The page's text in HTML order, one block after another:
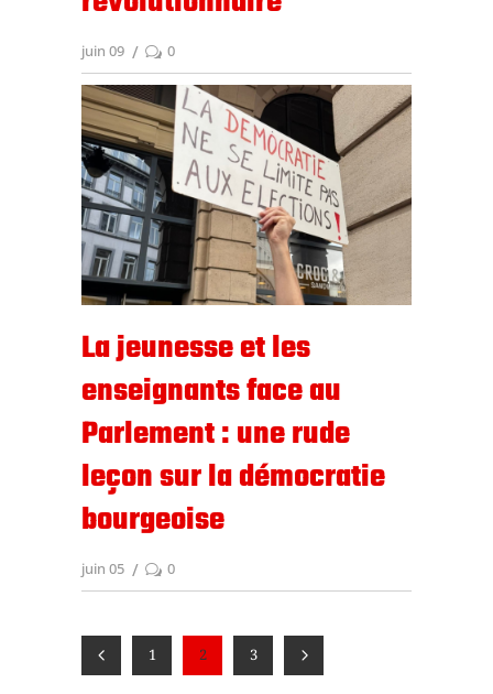
juin 09 0
La jeunesse et les
enseignants face au
Parlement : une rude
leçon sur la démocratie
bourgeoise
juin 05 0
1 2 3